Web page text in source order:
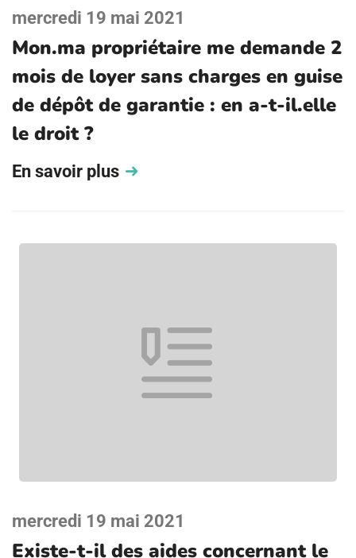
mercredi 19 mai 2021
Mon.ma propriétaire me demande 2
mois de loyer sans charges en guise
de dépôt de garantie : en a-t-il.elle
le droit ?
En savoir plus
mercredi 19 mai 2021
Existe-t-il des aides concernant le